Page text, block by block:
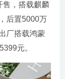
售，搭载麒麟
后置5000万
厂搭载鸿蒙
元。